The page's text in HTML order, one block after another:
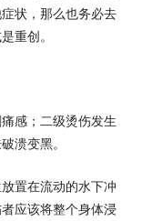
状，那么也务必去
重创。
感；二级烫伤发生
溃变黑。
置在流动的水下冲
应该将整个身体浸